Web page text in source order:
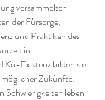
versammelten
der Fürsorge,
und Praktiken des
in
Ko-Existenz bilden sie
Zukünfte:
Schwierigkeiten leben